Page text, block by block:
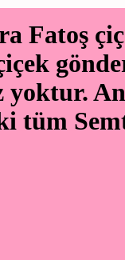
Fatoş
yoktur.
tüm